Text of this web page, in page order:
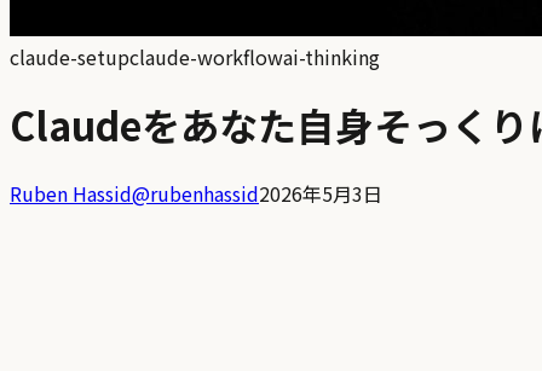
claude-setupclaude-workflowai-thinking
Claudeをあなた自身そっくり
Ruben Hassid@rubenhassid2026年5月3日